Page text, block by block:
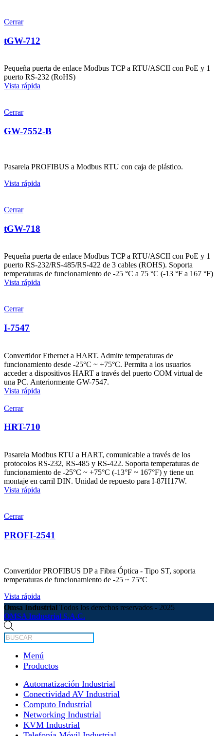
Cerrar
tGW-712
Pequeña puerta de enlace Modbus TCP a RTU/ASCII con PoE y 1
puerto RS-232 (RoHS)
Vista rápida
Cerrar
GW-7552-B
Pasarela PROFIBUS a Modbus RTU con caja de plástico.
Vista rápida
Cerrar
tGW-718
Pequeña puerta de enlace Modbus TCP a RTU/ASCII con PoE y 1
puerto RS-232/RS-485/RS-422 de 3 cables (ROHS). Soporta
temperaturas de funcionamiento de -25 °C a 75 °C (-13 °F a 167 °F)
Vista rápida
Cerrar
I-7547
Convertidor Ethernet a HART. Admite temperaturas de
funcionamiento desde -25°C ~ +75°C. Permita a los usuarios
acceder a dispositivos HART a través del puerto COM virtual de
una PC. Anteriormente GW-7547.
Vista rápida
Cerrar
HRT-710
Pasarela Modbus RTU a HART, comunicable a través de los
protocolos RS-232, RS-485 y RS-422. Soporta temperaturas de
funcionamiento de -25°C ~ +75°C (-13°F ~ 167°F) y tiene un
montaje en carril DIN. Unidad de repuesto para I-87H17W.
Vista rápida
Cerrar
PROFI-2541
Convertidor PROFIBUS DP a Fibra Óptica - Tipo ST, soporta
temperaturas de funcionamiento de -25 ~ 75°C
Vista rápida
Omsa Industrial Todos los derechos reservados - 2025
OMSA Industrial S.A.C.
de
productos
Menú
Productos
Automatización Industrial
Conectividad AV Industrial
Computo Industrial
Networking Industrial
KVM Industrial